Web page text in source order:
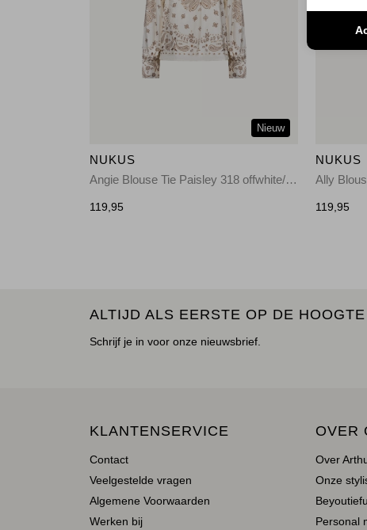
Nieuw
NUKUS
Angie Blouse Tie Paisley 318 offwhite/toffee
119,95
NUKUS
119,95
ALTIJD ALS EERSTE OP DE
Schrijf je in voor onze nieuwsbrief.
KLANTENSERVICE
Contact
Veelgestelde vragen
Algemene Voorwaarden
Werken bij
OVER
Over
Onze
Personal